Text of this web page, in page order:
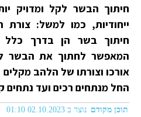
חיתוך הבשר לקל ומדויק
ייחודיות, כמו למשל: צורת
חיתוך בשר הן בדרך כלל
המאפשר לחתוך את הבשר
אורכו וצורתו של הלהב מקלים
החל מנתחים רכים ועד נתחים
תוכן מקודם נוצר ב 02.10.2023 01:10